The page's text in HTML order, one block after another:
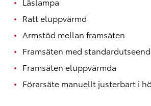
Ratt eluppvärmd
Armstöd mellan framsäten
Framsäten med
Framsäten eluppvärmda
Förarsäte manuellt justerbart i